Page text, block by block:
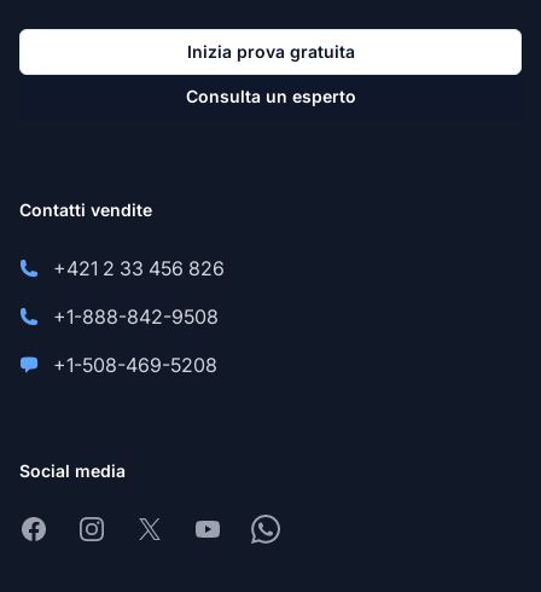
Inizia prova gratuita
Consulta un esperto
Contatti vendite
+421 2 33 456 826
+1-888-842-9508
+1-508-469-5208
Social media
FacebookInstagram
X YoutubeWhatsapp